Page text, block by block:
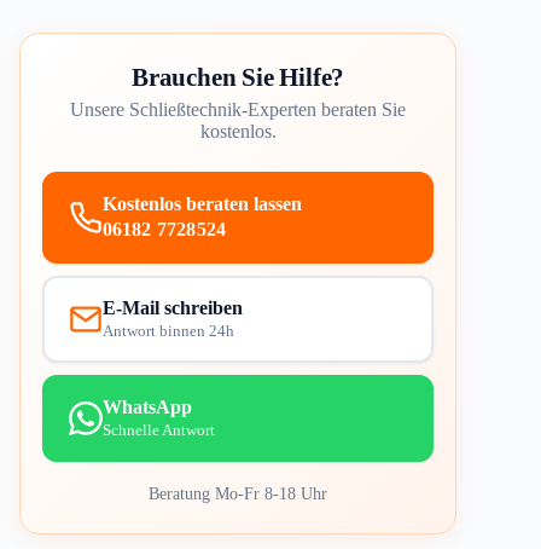
Brauchen Sie Hilfe?
Unsere Schließtechnik-Experten beraten Sie
kostenlos.
Kostenlos beraten lassen
06182 7728524
E-Mail schreiben
Antwort binnen 24h
WhatsApp
Schnelle Antwort
Beratung Mo-Fr 8-18 Uhr